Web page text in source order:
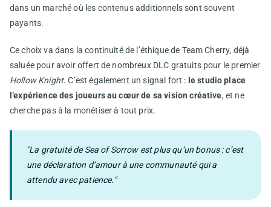
dans un marché où les contenus additionnels sont souvent
payants.
Ce choix va dans la continuité de l’éthique de Team Cherry, déjà
saluée pour avoir offert de nombreux DLC gratuits pour le premier
Hollow Knight. C’est également un signal fort : le studio place
l’expérience des joueurs au cœur de sa vision créative, et ne
cherche pas à la monétiser à tout prix.
"La gratuité de Sea of Sorrow est plus qu’un bonus : c’est
une déclaration d’amour à une communauté qui a
attendu avec patience."